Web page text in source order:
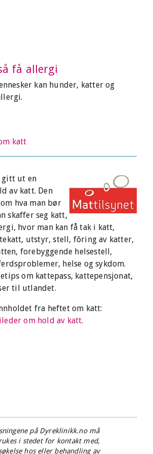
få allergi
kan hunder, katter og
katt
gitt ut en
av katt. Den
hva man bør
skaffer seg katt,
hvor man kan få tak i katt,
utstyr, stell, fôring av katter,
forebyggende helsestell,
helse og sykdom.
om kattepass, kattepensjonat,
til utlandet.
fra heftet om katt:
om hold av katt.
på Dyreklinikk.no må
i stedet for kontakt med,
hos eller behandling av